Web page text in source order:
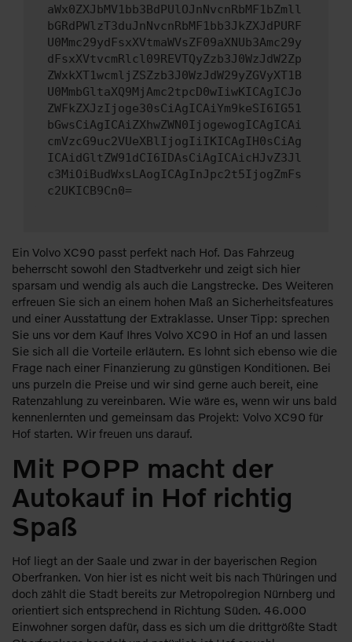
aWx0ZXJbMV1bb3BdPUlOJnNvcnRbMF1bZmll
bGRdPWlzT3duJnNvcnRbMF1bb3JkZXJdPURF
U0Mmc29ydFsxXVtmaWVsZF09aXNUb3Amc29y
dFsxXVtvcmRlcl09REVTQyZzb3J0WzJdW2Zp
ZWxkXT1wcmljZSZzb3J0WzJdW29yZGVyXT1B
U0MmbGltaXQ9MjAmc2tpcD0wIiwKICAgICJo
ZWFkZXJzIjoge30sCiAgICAiYm9keSI6IG51
bGwsCiAgICAiZXhwZWN0IjogewogICAgICAi
cmVzcG9uc2VUeXBlIjogIiIKICAgIH0sCiAg
ICAidGltZW91dCI6IDAsCiAgICAicHJvZ3Jl
c3MiOiBudWxsLAogICAgInJpc2t5IjogZmFs
c2UKICB9Cn0=
Ein Volvo XC90 passt perfekt nach Hof. Das Fahrzeug
beherrscht sowohl den Stadtverkehr und zeigt sich hier
sparsam und wendig als auch die Langstrecke. Des Weiteren
erfreuen Sie sich an einem hohen Maß an Sicherheitsfeatures
und einer Ausstattung der Extraklasse. Unser Tipp: sprechen
Sie uns vor dem Kauf Ihres Volvo XC90 in Hof an und lassen
Sie sich all die Vorteile erläutern. Es lohnt sich ebenso wie die
Frage nach einer Finanzierung zu günstigen Konditionen. Bei
uns purzeln die Preise und wir sind gerne auch bereit, eine
Ratenzahlung zu vereinbaren. Wie wäre es, wenn wir uns bald
kennenlernten und gemeinsam das Projekt: Volvo XC90 für
Hof starten. Wir freuen uns darauf.
Mit POPP macht der
Autokauf in Hof richtig
Spaß
Hof liegt an der Saale und zwar in der bayerischen Region
Oberfranken. Von hier ist es nicht weit bis nach Thüringen und
doch zählt die Stadt bereits zur Metropolregion Nürnberg und
orientiert sich entsprechend in Richtung Süden. 46.000
Einwohner sorgen dafür, dass es sich um die drittgrößte Stadt